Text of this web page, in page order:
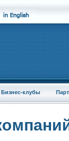
Бизнес-клубы